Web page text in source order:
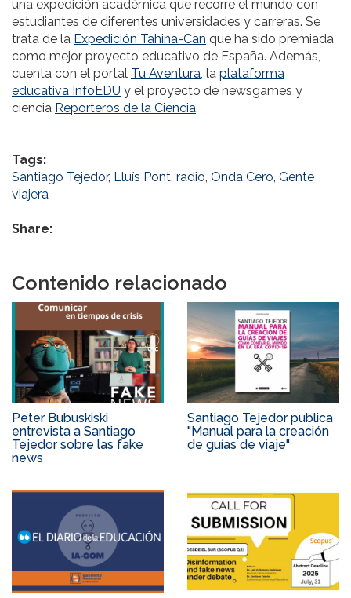
una expedición académica que recorre el mundo con
estudiantes de diferentes universidades y carreras. Se
trata de la Expedición Tahina-Can que ha sido premiada
como mejor proyecto educativo de España. Además,
cuenta con el portal Tu Aventura, la plataforma
educativa InfoEDU y el proyecto de newsgames y
ciencia Reporteros de la Ciencia.
Tags:
Santiago Tejedor, Lluís Pont, radio, Onda Cero, Gente
viajera
Share:
Contenido relacionado
Peter Bubuskiski
entrevista a Santiago
Tejedor sobre las fake
news
Santiago Tejedor publica
"Manual para la creación
de guías de viaje"